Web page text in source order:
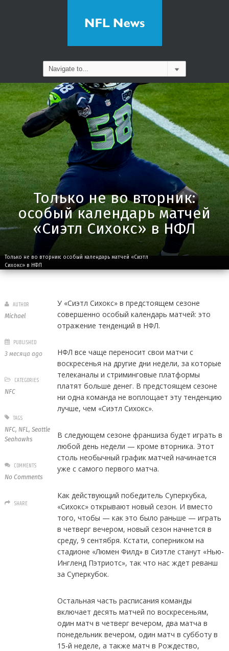
Только не во вторник:
особый календарь матчей
«Сиэтл Сихокс» в НФЛ
Только не во вторник: особый календарь матчей «Сиэтл
Сихокс» в НФЛ
У «Сиэтл Сихокс» в предстоящем сезоне
совершенно особый календарь матчей: это
отражение тенденций в НФЛ.
НФЛ все чаще переносит свои матчи с
воскресенья на другие дни недели, за которые
телеканалы и стриминговые платформы
платят больше денег. В предстоящем сезоне
ни одна команда не воплощает эту тенденцию
лучше, чем «Сиэтл Сихокс».
В следующем сезоне франшиза будет играть в
любой день недели — кроме вторника. Этот
столь необычный график матчей начинается
уже с самого первого матча.
Как действующий победитель Суперкубка,
«Сихокс» открывают новый сезон. И вместо
того, чтобы — как это было раньше — играть
в четверг вечером, новый сезон начнется в
среду, 9 сентября. Кстати, соперником на
стадионе «Люмен Филд» в Сиэтле станут «Нью-
Ингленд Пэтриотс», так что нас ждет реванш
за Суперкубок.
Остальная часть расписания команды
включает десять матчей по воскресеньям,
один матч в четверг вечером, два матча в
понедельник вечером, один матч в субботу в
15-й неделе, а также матч в Рождество,
AUTHOR
Michael
PUBLISHED
3 месяца ago
CATEGORIES
NFC
TAGS
NFC, NFL, Seattle
Seahawks
COMMENTS
No Comments
SHARE